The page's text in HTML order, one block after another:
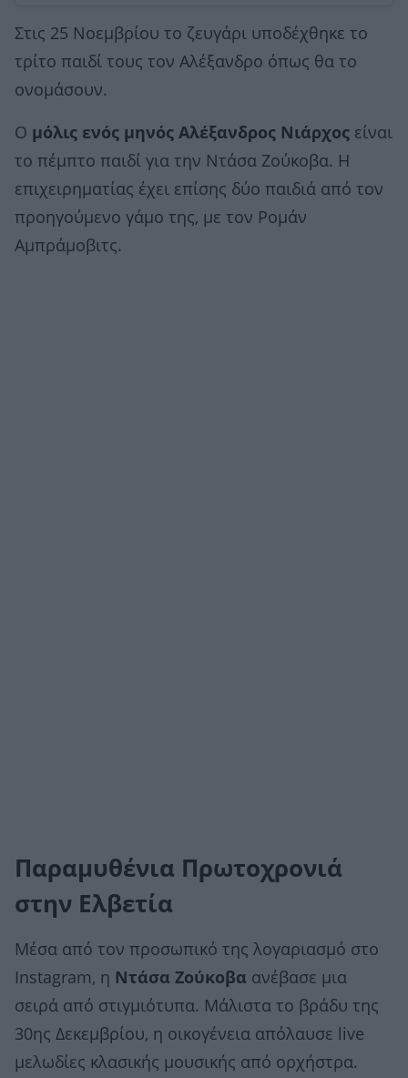
Στις 25 Νοεμβρίου το ζευγάρι υποδέχθηκε το
τρίτο παιδί τους τον Αλέξανδρο όπως θα το
ονομάσουν.
Ο μόλις ενός μηνός Αλέξανδρος Νιάρχος είναι
το πέμπτο παιδί για την Ντάσα Ζούκοβα. Η
επιχειρηματίας έχει επίσης δύο παιδιά από τον
προηγούμενο γάμο της, με τον Ρομάν
Αμπράμοβιτς.
Παραμυθένια Πρωτοχρονιά
στην Ελβετία
Μέσα από τον προσωπικό της λογαριασμό στο
Instagram, η Ντάσα Ζούκοβα ανέβασε μια
σειρά από στιγμιότυπα. Μάλιστα το βράδυ της
30ης Δεκεμβρίου, η οικογένεια απόλαυσε live
μελωδίες κλασικής μουσικής από ορχήστρα.